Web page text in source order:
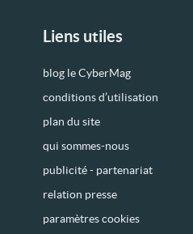
Liens utiles
blog le CyberMag
conditions d’utilisation
plan du site
qui sommes-nous
publicité - partenariat
relation presse
paramètres cookies